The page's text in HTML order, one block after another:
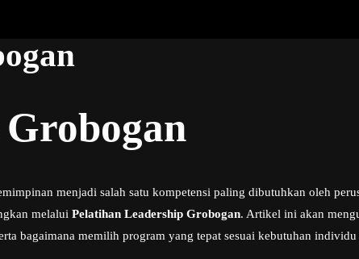
menjadi salah satu kompetensi paling dibutuhkan oleh
melalui Pelatihan Leadership Grobogan. Artikel ini akan
bagaimana memilih program yang tepat sesuai kebutuhan individu